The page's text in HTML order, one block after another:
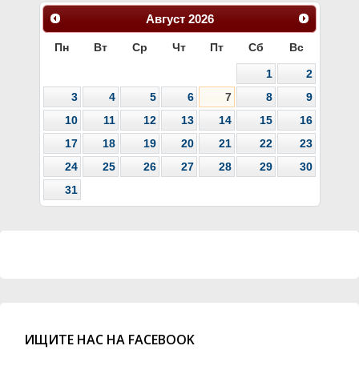
Август 2026
Пн Вт Ср Чт Пт Сб Вс
1
2
3
4 5 6 7 8
9
10
11 12 13 14 15
16
17
18 19 20 21 22
23
24
25 26 27 28 29
30
31
ИЩИТЕ НАС НА FACEBOOK